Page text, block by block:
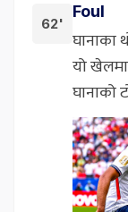
62'
Foul
घानाका
यो खेलमा
घानाको